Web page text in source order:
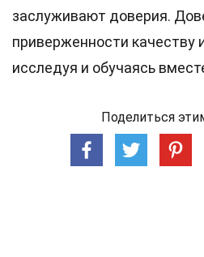
заслуживают доверия.
приверженности качеству
исследуя и обучаясь
Поделиться